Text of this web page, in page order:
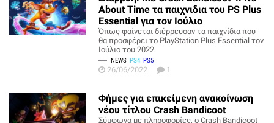
About Time τα παιχνιδια του PS Plus
Essential για τον Ιούλιο
Όπως φαίνεται διέρρευσαν τα παιχνίδια που
θα προσφέρει το PlayStation Plus Essential τον
Ιούλιο του 2022.
NEWS PS4 PS5
26/06/2022 1
Φήμες για επικείμενη ανακοίνωση
νέου τίτλου Crash Bandicoot
Σύμφωνα με πληροφορίες, ο Crash Bandicoot